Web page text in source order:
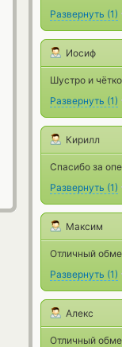
Развернуть (1)
Иосиф
Шустро и
Развернуть (1)
Кирилл
Спасибо за
Развернуть (1)
Максим
Отличный
Развернуть (1)
Алекс
Отличный